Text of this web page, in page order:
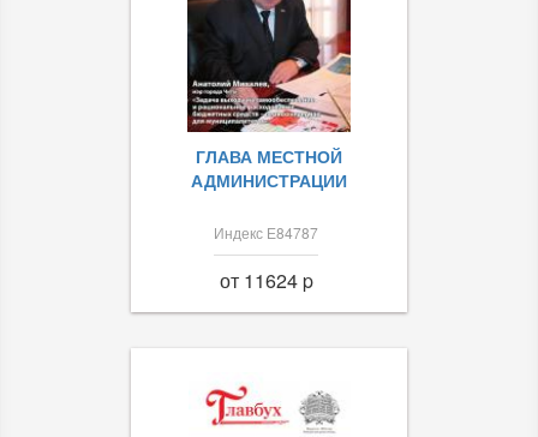
ГЛАВА МЕСТНОЙ
АДМИНИСТРАЦИИ
Индекс Е84787
от 11624 p